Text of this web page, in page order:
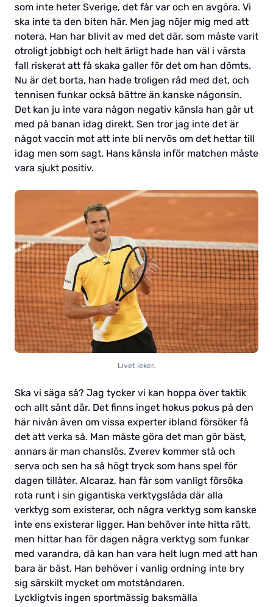
som inte heter Sverige, det får var och en avgöra. Vi
ska inte ta den biten här. Men jag nöjer mig med att
notera. Han har blivit av med det där, som måste varit
otroligt jobbigt och helt ärligt hade han väl i värsta
fall riskerat att få skaka galler för det om han dömts.
Nu är det borta, han hade troligen råd med det, och
tennisen funkar också bättre än kanske någonsin.
Det kan ju inte vara någon negativ känsla han går ut
med på banan idag direkt. Sen tror jag inte det är
något vaccin mot att inte bli nervös om det hettar till
idag men som sagt. Hans känsla inför matchen måste
vara sjukt positiv.
Livet leker.
Ska vi säga så? Jag tycker vi kan hoppa över taktik
och allt sånt där. Det finns inget hokus pokus på den
här nivån även om vissa experter ibland försöker få
det att verka så. Man måste göra det man gör bäst,
annars är man chanslös. Zverev kommer stå och
serva och sen ha så högt tryck som hans spel för
dagen tillåter. Alcaraz, han får som vanligt försöka
rota runt i sin gigantiska verktygslåda där alla
verktyg som existerar, och några verktyg som kanske
inte ens existerar ligger. Han behöver inte hitta rätt,
men hittar han för dagen några verktyg som funkar
med varandra, då kan han vara helt lugn med att han
bara är bäst. Han behöver i vanlig ordning inte bry
sig särskilt mycket om motståndaren.
Lyckligtvis ingen sportmässig baksmälla